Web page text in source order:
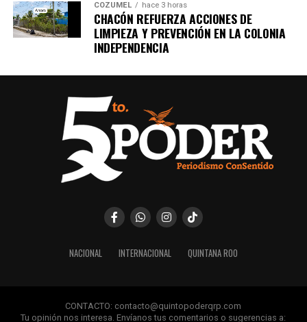
COZUMEL hace 3 horas
CHACÓN REFUERZA ACCIONES DE
LIMPIEZA Y PREVENCIÓN EN LA COLONIA
INDEPENDENCIA
NACIONAL INTERNACIONAL QUINTANA ROO
CONTACTO: contacto@quintopoderqrp.com
Tu opinión nos interesa. Envíanos tus comentarios o sugerencias a: